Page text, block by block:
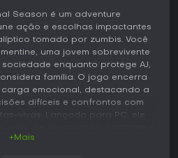
Season é um adventure
ação e escolhas impactantes
tomado por zumbis. Você
uma jovem sobrevivente
enquanto protege AJ,
família. O jogo encerra
emocional, destacando a
difíceis e confrontos com
vivas. Lançado para PC, ele
escolar isolada que pode
+Mais